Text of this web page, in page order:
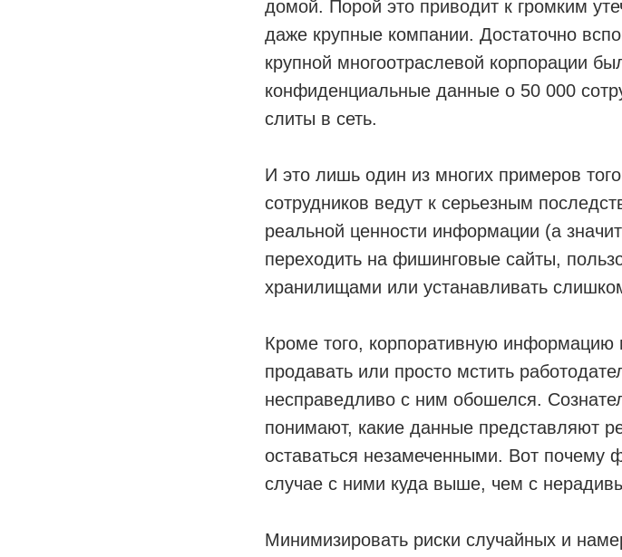
домой. Порой это приводит к громким
даже крупные компании. Достаточно
крупной многоотраслевой корпорации
конфиденциальные данные о 50 000
слиты в сеть.
И это лишь один из многих примеров
сотрудников ведут к серьезным
реальной ценности информации (а
переходить на фишинговые сайты,
хранилищами или устанавливать
Кроме того, корпоративную информацию
продавать или просто мстить
несправедливо с ним обошелся.
понимают, какие данные представляют
оставаться незамеченными. Вот почему
случае с ними куда выше, чем с
Минимизировать риски случайных и